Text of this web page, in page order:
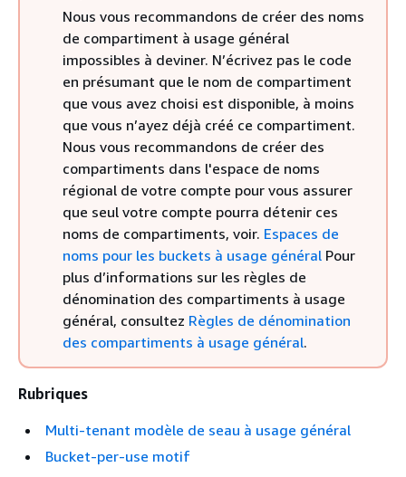
Nous vous recommandons de créer des noms
de compartiment à usage général
impossibles à deviner. N’écrivez pas le code
en présumant que le nom de compartiment
que vous avez choisi est disponible, à moins
que vous n’ayez déjà créé ce compartiment.
Nous vous recommandons de créer des
compartiments dans l'espace de noms
régional de votre compte pour vous assurer
que seul votre compte pourra détenir ces
noms de compartiments, voir. Espaces de
noms pour les buckets à usage général Pour
plus d’informations sur les règles de
dénomination des compartiments à usage
général, consultez Règles de dénomination
des compartiments à usage général.
Rubriques
Multi-tenant modèle de seau à usage général
Bucket-per-use motif